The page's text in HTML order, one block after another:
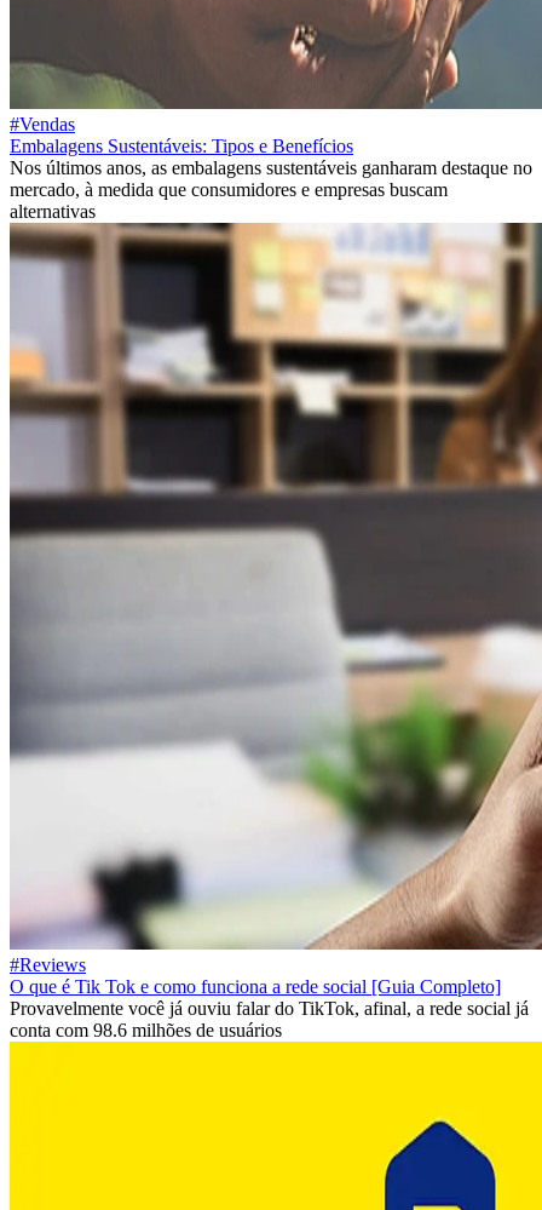
#Vendas
Embalagens Sustentáveis: Tipos e Benefícios
Nos últimos anos, as embalagens sustentáveis ganharam destaque no
mercado, à medida que consumidores e empresas buscam
alternativas
#Reviews
O que é Tik Tok e como funciona a rede social [Guia Completo]
Provavelmente você já ouviu falar do TikTok, afinal, a rede social já
conta com 98.6 milhões de usuários